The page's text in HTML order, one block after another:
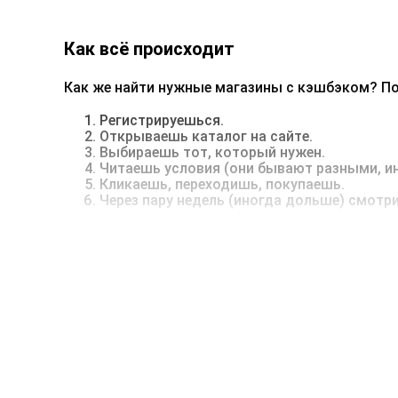
Как всё происходит
Как же найти нужные магазины с кэшбэком?
Регистрируешься.
Открываешь каталог на сайте.
Выбираешь тот, который нужен.
Читаешь условия (они бывают разными,
Кликаешь, переходишь, покупаешь.
Через пару недель (иногда дольше)
блокировщик рекламы или забывает про